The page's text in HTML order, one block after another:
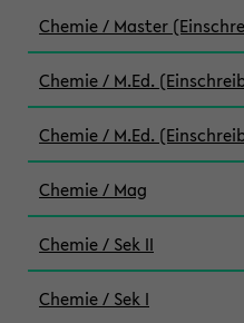
Chemie / Master
Chemie / M.Ed.
Chemie / M.Ed.
Chemie / Mag
Chemie / Sek II
Chemie / Sek I